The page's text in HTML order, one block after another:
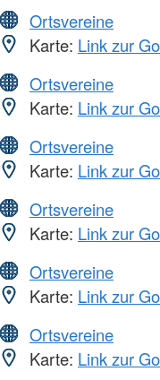
Ortsvereine
Karte: Link zur
Ortsvereine
Karte: Link zur
Ortsvereine
Karte: Link zur
Ortsvereine
Karte: Link zur
Ortsvereine
Karte: Link zur
Ortsvereine
Karte: Link zur